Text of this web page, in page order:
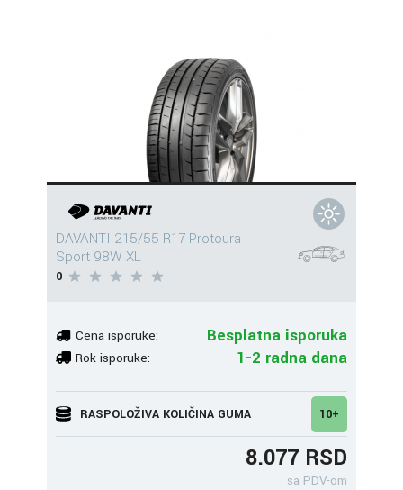
DAVANTI 215/55 R17 Protoura
Sport 98W XL
0
Cena isporuke: Besplatna isporuka
Rok isporuke: 1-2 radna dana
RASPOLOŽIVA KOLIČINA GUMA 10+
8.077 RSD
sa PDV-om